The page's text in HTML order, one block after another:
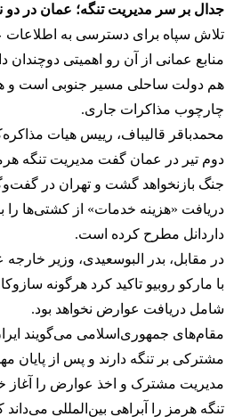
جدال بر سر مدیریت تنگه؛ عمان در
تلاش سپاه برای دسترسی به اطلاعات
منابع عمانی از آن رو اهمیتی
هم دولت ساحلی مسیر جنوبی است و
چارچوب مذاکرات جاری.
محمدباقر قالیباف، رییس هیات
دوم تیر در عمان گفت مدیریت تنگه
جنگ بازنخواهد گشت و تهران در
دریافت «هزینه خدمات» از کشتی‌ها را با
داردانل مطرح کرده است.
در مقابل، بدر البوسعیدی، وزیر خارجه
با مارکو روبیو تاکید کرد هرگونه
شامل دریافت عوارض نخواهد بود.
مقام‌های جمهوری‌اسلامی می‌گویند
مدیریت مشترک و اخذ عوارض را آغاز
تنگه هرمز را آبراهی بین‌المللی می‌داند